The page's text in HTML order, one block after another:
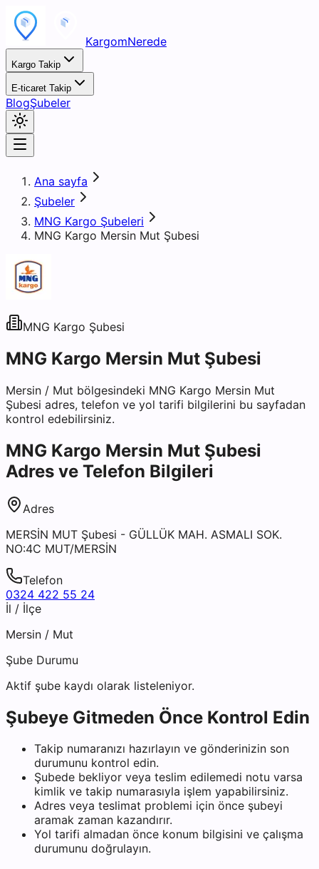
KargomNerede
Kargo Takip
E-ticaret Takip
BlogŞubeler
Ana sayfa
Şubeler
MNG Kargo Şubeleri
MNG Kargo Mersin Mut Şubesi
MNG Kargo Şubesi
MNG Kargo Mersin Mut Şubesi
Mersin / Mut bölgesindeki MNG Kargo Mersin Mut
Şubesi adres, telefon ve yol tarifi bilgilerini bu sayfadan
kontrol edebilirsiniz.
MNG Kargo Mersin Mut Şubesi
Adres ve Telefon Bilgileri
Adres
MERSİN MUT Şubesi - GÜLLÜK MAH. ASMALI SOK.
NO:4C MUT/MERSİN
Telefon
0324 422 55 24
İl / İlçe
Mersin / Mut
Şube Durumu
Aktif şube kaydı olarak listeleniyor.
Şubeye Gitmeden Önce Kontrol Edin
Takip numaranızı hazırlayın ve gönderinizin son
durumunu kontrol edin.
Şubede bekliyor veya teslim edilemedi notu varsa
kimlik ve takip numarasıyla işlem yapabilirsiniz.
Adres veya teslimat problemi için önce şubeyi
aramak zaman kazandırır.
Yol tarifi almadan önce konum bilgisini ve çalışma
durumunu doğrulayın.